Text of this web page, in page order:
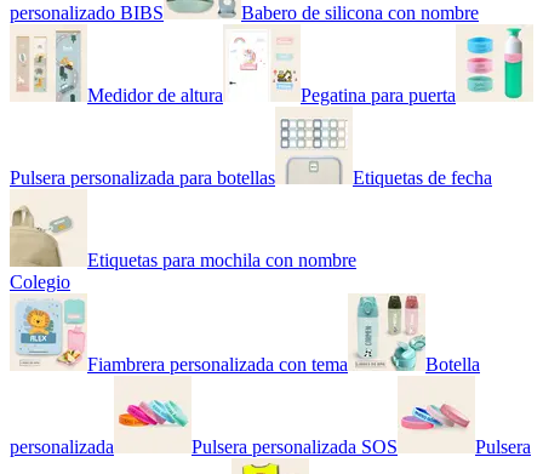
personalizado BIBS Babero de silicona con nombre
Medidor de altura Pegatina para puerta
Pulsera personalizada para botellas Etiquetas de fecha
Etiquetas para mochila con nombre
Colegio
Fiambrera personalizada con tema Botella
personalizada Pulsera personalizada SOS Pulsera